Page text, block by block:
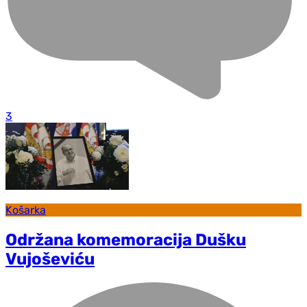
3
Košarka
Održana komemoracija Dušku
Vujoševiću